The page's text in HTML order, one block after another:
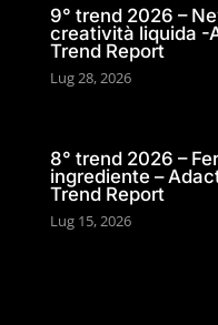
9° trend 2026 –
creatività liquida -
Trend Report
Lug 28, 2026
8° trend 2026 –
ingrediente –
Trend Report
Lug 15, 2026